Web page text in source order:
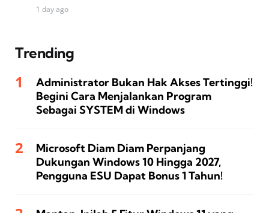
1 day ago
Trending
Administrator Bukan Hak Akses Tertinggi!
Begini Cara Menjalankan Program
Sebagai SYSTEM di Windows
Microsoft Diam Diam Perpanjang
Dukungan Windows 10 Hingga 2027,
Pengguna ESU Dapat Bonus 1 Tahun!